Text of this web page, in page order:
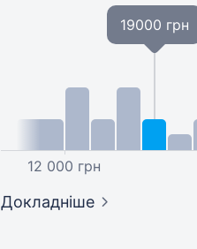
12 000 грн
19000 грн
Докладніше